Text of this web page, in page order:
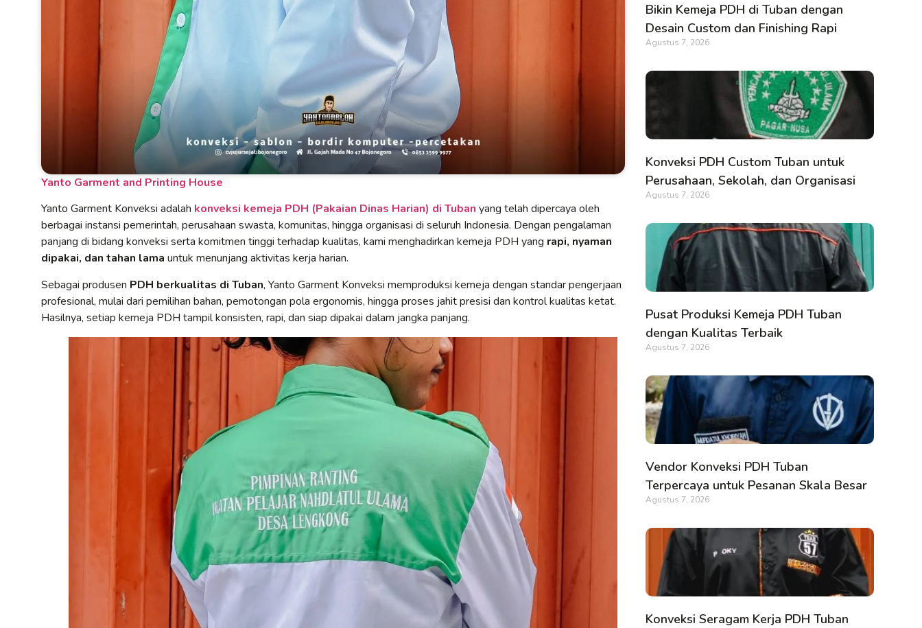
Yanto Garment and Printing House
Yanto Garment Konveksi adalah konveksi kemeja PDH (Pakaian Dinas Harian) di Tuban yang telah dipercaya oleh
berbagai instansi pemerintah, perusahaan swasta, komunitas, hingga organisasi di seluruh Indonesia. Dengan pengalaman
panjang di bidang konveksi serta komitmen tinggi terhadap kualitas, kami menghadirkan kemeja PDH yang rapi, nyaman
dipakai, dan tahan lama untuk menunjang aktivitas kerja harian.
Sebagai produsen PDH berkualitas di Tuban, Yanto Garment Konveksi memproduksi kemeja dengan standar pengerjaan
profesional, mulai dari pemilihan bahan, pemotongan pola ergonomis, hingga proses jahit presisi dan kontrol kualitas ketat.
Hasilnya, setiap kemeja PDH tampil konsisten, rapi, dan siap dipakai dalam jangka panjang.
Bikin Kemeja PDH di Tuban dengan
Desain Custom dan Finishing Rapi
Agustus 7, 2026
Konveksi PDH Custom Tuban untuk
Perusahaan, Sekolah, dan Organisasi
Agustus 7, 2026
Pusat Produksi Kemeja PDH Tuban
dengan Kualitas Terbaik
Agustus 7, 2026
Vendor Konveksi PDH Tuban
Terpercaya untuk Pesanan Skala Besar
Agustus 7, 2026
Konveksi Seragam Kerja PDH Tuban